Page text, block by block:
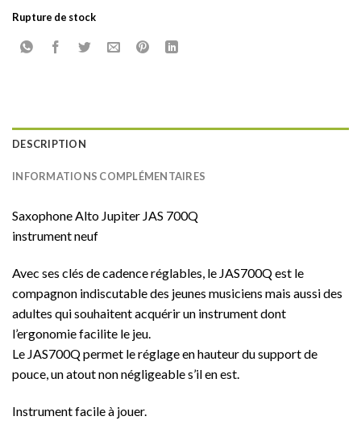
Rupture de stock
DESCRIPTION
INFORMATIONS COMPLÉMENTAIRES
Saxophone Alto Jupiter JAS 700Q
instrument neuf
Avec ses clés de cadence réglables, le JAS700Q est le
compagnon indiscutable des jeunes musiciens mais aussi des
adultes qui souhaitent acquérir un instrument dont
l’ergonomie facilite le jeu.
Le JAS700Q permet le réglage en hauteur du support de
pouce, un atout non négligeable s’il en est.
Instrument facile à jouer.